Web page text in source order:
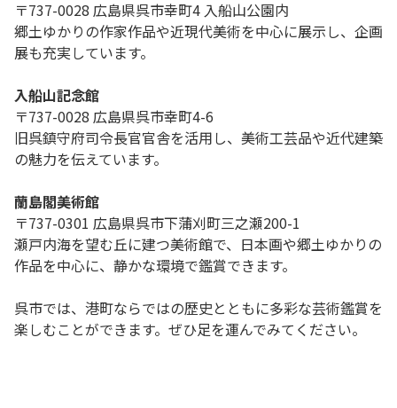
〒737-0028 広島県呉市幸町4 入船山公園内
郷土ゆかりの作家作品や近現代美術を中心に展示し、企画
展も充実しています。
入船山記念館
〒737-0028 広島県呉市幸町4-6
旧呉鎮守府司令長官官舎を活用し、美術工芸品や近代建築
の魅力を伝えています。
蘭島閣美術館
〒737-0301 広島県呉市下蒲刈町三之瀬200-1
瀬戸内海を望む丘に建つ美術館で、日本画や郷土ゆかりの
作品を中心に、静かな環境で鑑賞できます。
呉市では、港町ならではの歴史とともに多彩な芸術鑑賞を
楽しむことができます。ぜひ足を運んでみてください。